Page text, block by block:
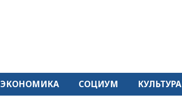
ЭКОНОМИКА СОЦИУМ КУЛЬТУРА